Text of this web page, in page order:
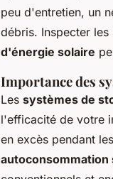
peu d'entretien, un
débris. Inspecter
d'énergie solaire
Importance des
Les systèmes de
l'efficacité de votre
en excès pendant
autoconsommation